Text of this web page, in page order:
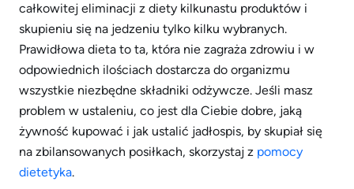
całkowitej eliminacji z diety kilkunastu produktów i
skupieniu się na jedzeniu tylko kilku wybranych.
Prawidłowa dieta to ta, która nie zagraża zdrowiu i w
odpowiednich ilościach dostarcza do organizmu
wszystkie niezbędne składniki odżywcze. Jeśli masz
problem w ustaleniu, co jest dla Ciebie dobre, jaką
żywność kupować i jak ustalić jadłospis, by skupiał się
na zbilansowanych posiłkach, skorzystaj z pomocy
dietetyka.